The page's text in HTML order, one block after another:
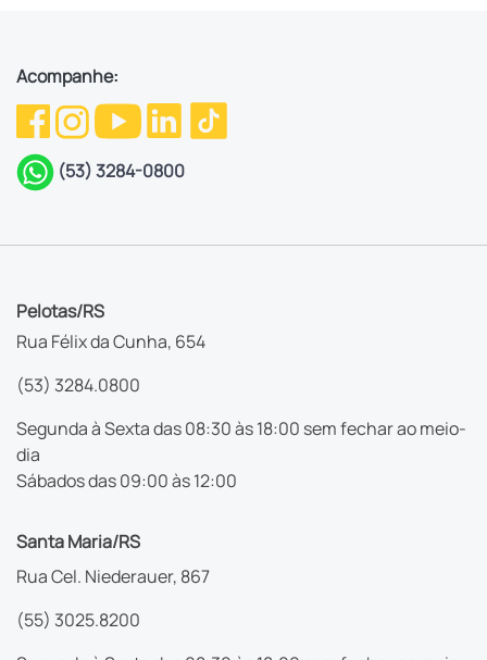
Acompanhe:
(53) 3284-0800
Pelotas/RS
Rua Félix da Cunha, 654
(53) 3284.0800
Segunda à Sexta das 08:30 às 18:00 sem fechar ao meio-
dia
Sábados das 09:00 às 12:00
Santa Maria/RS
Rua Cel. Niederauer, 867
(55) 3025.8200